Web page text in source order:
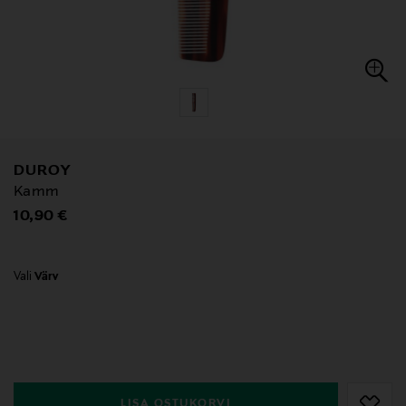
DUROY
Kamm
Original Price
10,90 €
Vali Värv